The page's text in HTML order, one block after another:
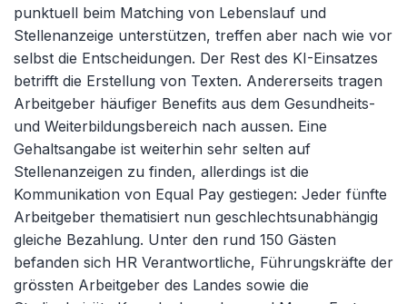
punktuell beim Matching von Lebenslauf und
Stellenanzeige unterstützen, treffen aber nach wie vor
selbst die Entscheidungen. Der Rest des KI-Einsatzes
betrifft die Erstellung von Texten. Andererseits tragen
Arbeitgeber häufiger Benefits aus dem Gesundheits-
und Weiterbildungsbereich nach aussen. Eine
Gehaltsangabe ist weiterhin sehr selten auf
Stellenanzeigen zu finden, allerdings ist die
Kommunikation von Equal Pay gestiegen: Jeder fünfte
Arbeitgeber thematisiert nun geschlechtsunabhängig
gleiche Bezahlung. Unter den rund 150 Gästen
befanden sich HR Verantwortliche, Führungskräfte der
grössten Arbeitgeber des Landes sowie die